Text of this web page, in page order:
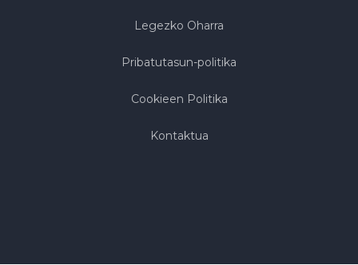
Legezko Oharra
Pribatutasun-politika
Cookieen Politika
Kontaktua